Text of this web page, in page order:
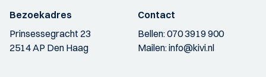
Bezoekadres
Prinsessegracht 23
2514 AP Den Haag
Contact
Bellen:070 3919 900
Mailen:info@kivi.nl